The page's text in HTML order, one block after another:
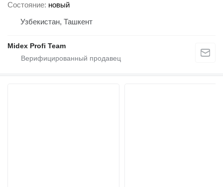
Состояние новый
Узбекистан, Ташкент
Midex Profi Team